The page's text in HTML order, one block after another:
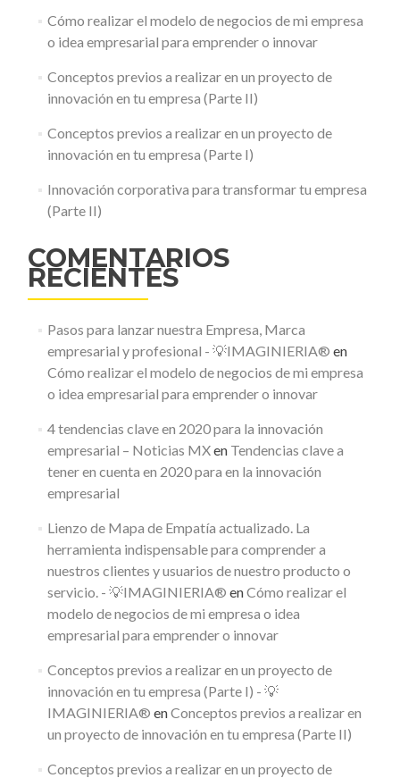
Cómo realizar el modelo de negocios de mi empresa
o idea empresarial para emprender o innovar
Conceptos previos a realizar en un proyecto de
innovación en tu empresa (Parte II)
Conceptos previos a realizar en un proyecto de
innovación en tu empresa (Parte I)
Innovación corporativa para transformar tu empresa
(Parte II)
COMENTARIOS
RECIENTES
Pasos para lanzar nuestra Empresa, Marca
empresarial y profesional - 💡IMAGINIERIA® en
Cómo realizar el modelo de negocios de mi empresa
o idea empresarial para emprender o innovar
4 tendencias clave en 2020 para la innovación
empresarial – Noticias MXen Tendencias clave a
tener en cuenta en 2020 para en la innovación
empresarial
Lienzo de Mapa de Empatía actualizado. La
herramienta indispensable para comprender a
nuestros clientes y usuarios de nuestro producto o
servicio. - 💡IMAGINIERIA® enCómo realizar el
modelo de negocios de mi empresa o idea
empresarial para emprender o innovar
Conceptos previos a realizar en un proyecto de
innovación en tu empresa (Parte I) - 💡
IMAGINIERIA® enConceptos previos a realizar en
un proyecto de innovación en tu empresa (Parte II)
Conceptos previos a realizar en un proyecto de